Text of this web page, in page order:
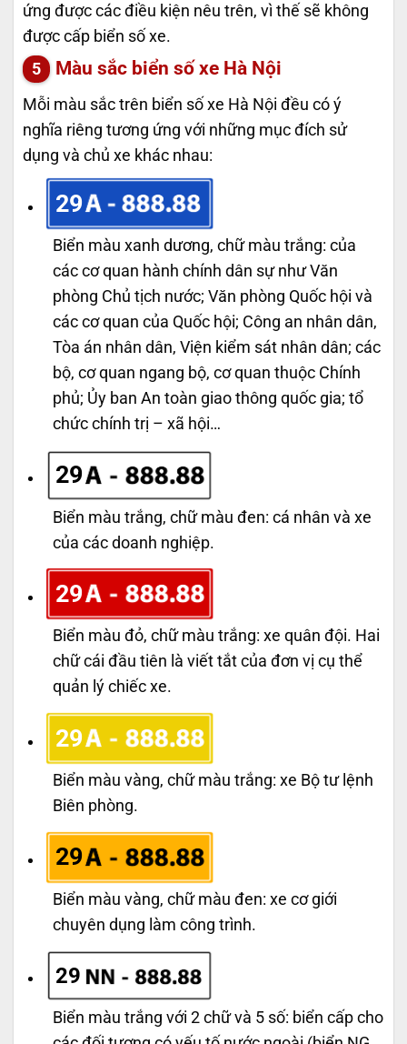
ứng được các điều kiện nêu trên, vì thế sẽ không
được cấp biển số xe.
Màu sắc biển số xe Hà Nội
Mỗi màu sắc trên biển số xe Hà Nội đều có ý
nghĩa riêng tương ứng với những mục đích sử
dụng và chủ xe khác nhau:
29
Biển màu xanh dương, chữ màu trắng: của
các cơ quan hành chính dân sự như Văn
phòng Chủ tịch nước; Văn phòng Quốc hội và
các cơ quan của Quốc hội; Công an nhân dân,
Tòa án nhân dân, Viện kiểm sát nhân dân; các
bộ, cơ quan ngang bộ, cơ quan thuộc Chính
phủ; Ủy ban An toàn giao thông quốc gia; tổ
chức chính trị – xã hội…
29
Biển màu trắng, chữ màu đen: cá nhân và xe
của các doanh nghiệp.
29
Biển màu đỏ, chữ màu trắng: xe quân đội. Hai
chữ cái đầu tiên là viết tắt của đơn vị cụ thể
quản lý chiếc xe.
29
Biển màu vàng, chữ màu trắng: xe Bộ tư lệnh
Biên phòng.
29
Biển màu vàng, chữ màu đen: xe cơ giới
chuyên dụng làm công trình.
29
Biển màu trắng với 2 chữ và 5 số: biển cấp cho